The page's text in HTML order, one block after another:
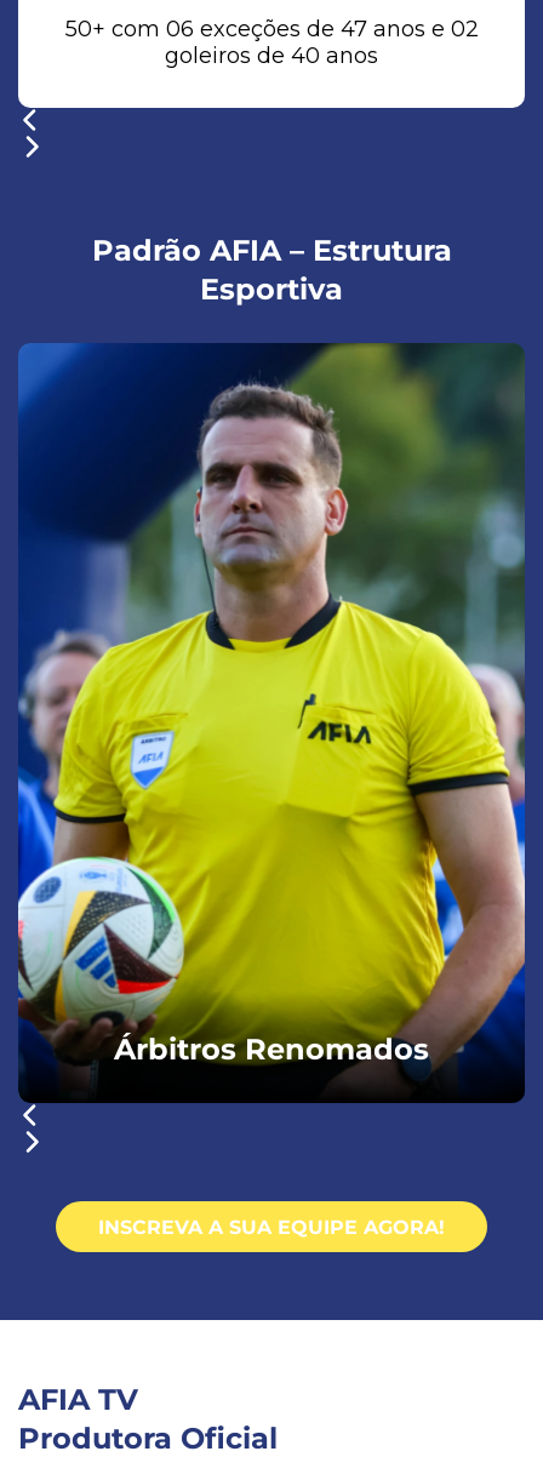
50+ com 06 exceções de 47 anos e 02
goleiros de 40 anos
Padrão AFIA – Estrutura
Esportiva
Árbitros Renomados
Profissionais atuantes em
campeonatos mundiais.
INSCREVA A SUA EQUIPE AGORA!
AFIA TV
Produtora Oficial